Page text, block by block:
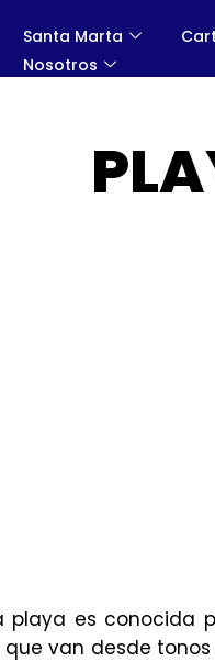
Santa Marta
Nosotros
playa es conocida
van desde